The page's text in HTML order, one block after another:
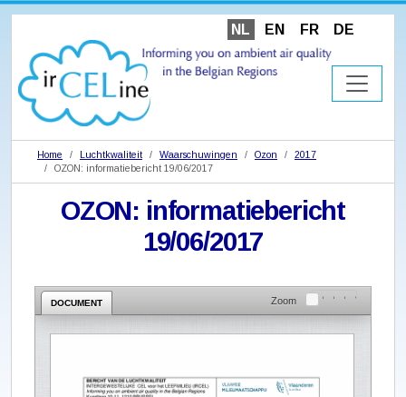
NL EN FR DE
Home Luchtkwaliteit Waarschuwingen Ozon
2017
OZON: informatiebericht 19/06/2017
OZON: informatiebericht
19/06/2017
DOCUMENT Zoom